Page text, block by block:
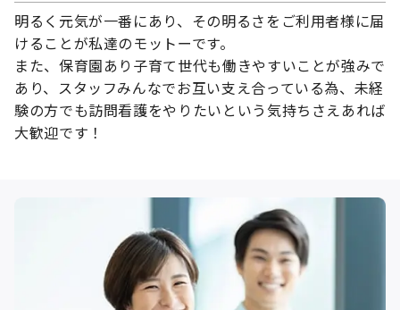
明るく元気が一番にあり、その明るさをご利用者様に届
けることが私達のモットーです。
また、保育園あり子育て世代も働きやすいことが強みで
あり、スタッフみんなでお互い支え合っている為、未経
験の方でも訪問看護をやりたいという気持ちさえあれば
大歓迎です！